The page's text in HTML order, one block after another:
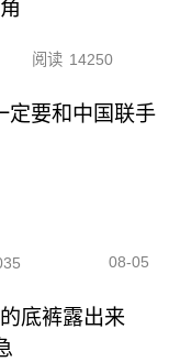
阅读 14250
定要和中国联手
08-05
底裤露出来